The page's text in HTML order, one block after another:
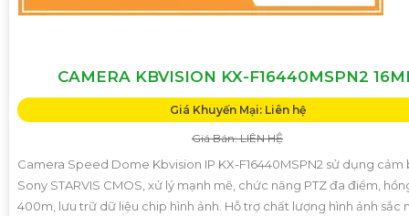
CAMERA KBVISION KX-F16440MSPN2
Giá Khuyến Mại: Liên hệ
Giá Bán: LIÊN HỆ
Camera Speed Dome Kbvision IP KX-F16440MSPN2 sử dụng cảm
Sony STARVIS CMOS, xử lý mạnh mẽ, chức năng PTZ đa điểm,
400m, lưu trữ dữ liệu chip hình ảnh. Hỗ trợ chất lượng hình ảnh sắc